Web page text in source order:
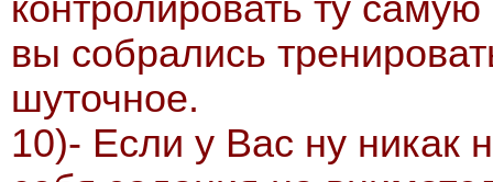
вы собрались
шуточное.
10)- Если у Вас ну никак